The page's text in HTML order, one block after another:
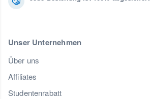
Unser Unternehmen
Über uns
Affiliates
Studentenrabatt